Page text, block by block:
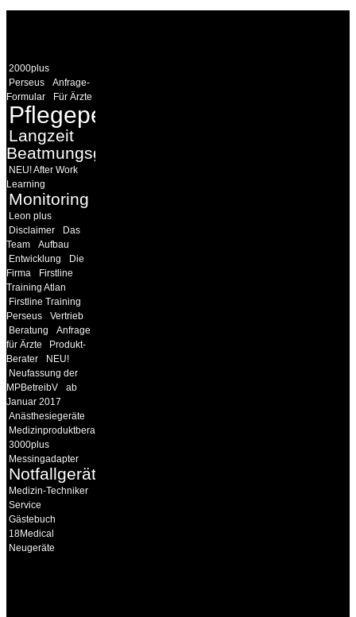
2000plus
Perseus
Anfrage-
Formular
Für Ärzte
Pflegepersonal
Langzeit
Beatmungsgeräte
NEU! After Work
Learning
Monitoring
Leon plus
Disclaimer
Das
Team
Aufbau
Entwicklung
Die
Firma
Firstline
Training Atlan
Firstline Training
Perseus
Vertrieb
Beratung
Anfrage
für Ärzte
Produkt-
Berater
NEU!
Neufassung der
MPBetreibV
ab
Januar 2017
Anästhesiegeräte
Medizinproduktberater
3000plus
Messingadapter
Notfallgeräte
Medizin-Techniker
Service
Gästebuch
18Medical
Neugeräte